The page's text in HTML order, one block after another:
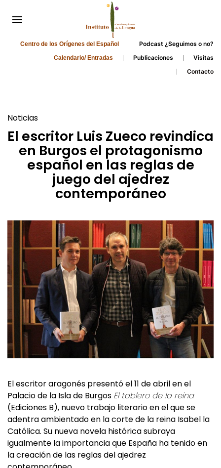
Centro de los Orígenes del Español Podcast ¿Seguimos o no?
Calendario/ Entradas Publicaciones Visitas Contacto
El escritor Luis Zueco revindica
en Burgos el protagonismo
español en las reglas de
juego del ajedrez
contemporáneo
Palacio de la Isla de BurgosEl tablero de la reina
(Ediciones B), nuevo trabajo literario en el que se
adentra ambientado en la corte de la reina Isabel la
Católica. Su nueva novela histórica subraya
igualmente la importancia que España ha tenido en
la creación de las reglas del ajedrez
contemporáneo.